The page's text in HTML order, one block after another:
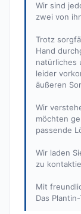
Wir sind
zwei von
Trotz
Hand
natürliches
leider
äußeren
Wir
möchten
passende
Wir laden
zu
Mit
Das